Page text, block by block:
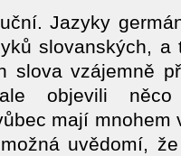
Jazyky
slovanských, a
slova vzájemně
objevili něco
mají
uvědomí,